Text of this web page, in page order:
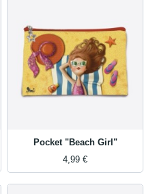
Pocket "Beach Girl"
4,99 €